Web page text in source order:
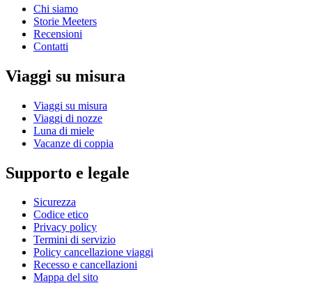
Chi siamo
Storie Meeters
Recensioni
Contatti
Viaggi su misura
Viaggi su misura
Viaggi di nozze
Luna di miele
Vacanze di coppia
Supporto e legale
Sicurezza
Codice etico
Privacy policy
Termini di servizio
Policy cancellazione viaggi
Recesso e cancellazioni
Mappa del sito